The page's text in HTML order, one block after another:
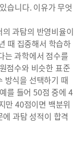
습니다. 이유가 무엇
과탐의 반영비율이
때 집중해서 학습하
는 과학에서 점수를
점수와 비슷한 표준
방식을 선택하기 때
를 들어 50점 중에 4
만 40점이면 백분위
과탐 성적이 합격